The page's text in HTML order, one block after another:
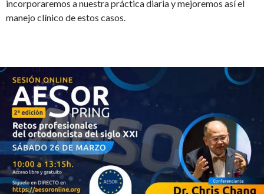
incorporaremos a nuestra práctica diaria y mejoremos así el
manejo clínico de estos casos.